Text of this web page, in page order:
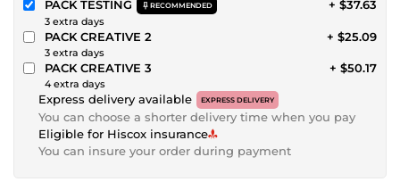
PACK TESTING RECOMMENDED
3 extra days
+ $37.63
PACK CREATIVE 2
3 extra days
+ $25.09
PACK CREATIVE 3
4 extra days
+ $50.17
Express delivery available EXPRESS DELIVERY
You can choose a shorter delivery time when you pay
Eligible for Hiscox insurance
You can insure your order during payment